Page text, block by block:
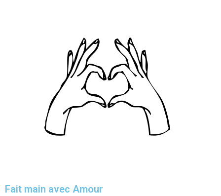
Fait main avec Amour